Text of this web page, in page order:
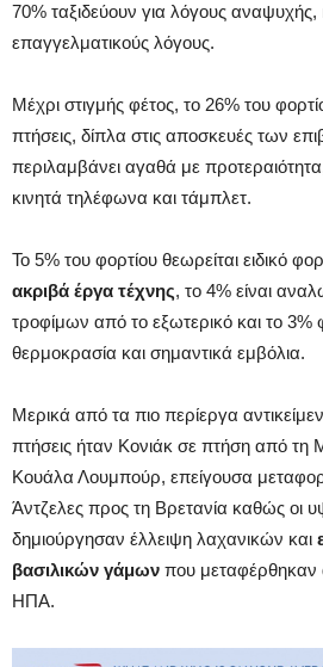
70% ταξιδεύουν για λόγους αναψυχής,
επαγγελματικούς λόγους.
Μέχρι στιγμής φέτος, το 26% του
πτήσεις, δίπλα στις αποσκευές των
περιλαμβάνει αγαθά με
κινητά τηλέφωνα και τάμπλετ.
Το 5% του φορτίου θεωρείται ειδικό
ακριβά έργα τέχνης, το 4% είναι
τροφίμων από το εξωτερικό και το
θερμοκρασία και σημαντικά εμβόλια.
Μερικά από τα πιο περίεργα
πτήσεις ήταν Κονιάκ σε πτήση από
Κουάλα Λουμπούρ, επείγουσα
Άντζελες προς τη Βρετανία καθώς οι
δημιούργησαν έλλειψη λαχανικών και
βασιλικών γάμων που μεταφέρθηκαν
ΗΠΑ.